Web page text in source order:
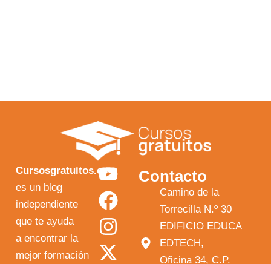
Cursosgratuitos.es
es un blog
independiente
que te ayuda
a encontrar la
mejor formación
Y
o
u
t
u
F
a
c
e
b
I
n
s
t
a
X
-
t
w
i
Contacto
Camino de la
Torrecilla N.º 30
EDIFICIO EDUCA
EDTECH,
Oficina 34, C.P.